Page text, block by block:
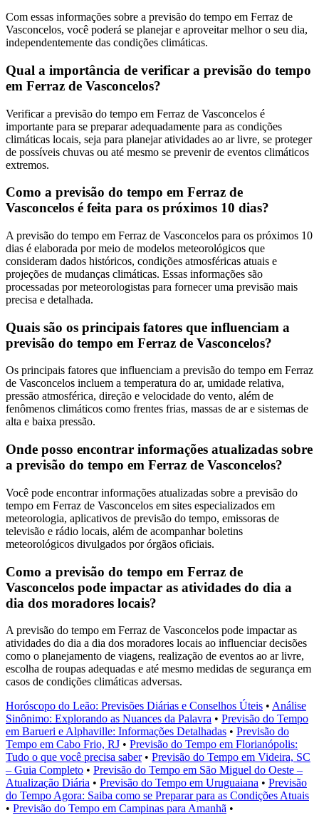
Com essas informações sobre a previsão do tempo em Ferraz de
Vasconcelos, você poderá se planejar e aproveitar melhor o seu dia,
independentemente das condições climáticas.
Qual a importância de verificar a previsão do tempo
em Ferraz de Vasconcelos?
Verificar a previsão do tempo em Ferraz de Vasconcelos é
importante para se preparar adequadamente para as condições
climáticas locais, seja para planejar atividades ao ar livre, se proteger
de possíveis chuvas ou até mesmo se prevenir de eventos climáticos
extremos.
Como a previsão do tempo em Ferraz de
Vasconcelos é feita para os próximos 10 dias?
A previsão do tempo em Ferraz de Vasconcelos para os próximos 10
dias é elaborada por meio de modelos meteorológicos que
consideram dados históricos, condições atmosféricas atuais e
projeções de mudanças climáticas. Essas informações são
processadas por meteorologistas para fornecer uma previsão mais
precisa e detalhada.
Quais são os principais fatores que influenciam a
previsão do tempo em Ferraz de Vasconcelos?
Os principais fatores que influenciam a previsão do tempo em Ferraz
de Vasconcelos incluem a temperatura do ar, umidade relativa,
pressão atmosférica, direção e velocidade do vento, além de
fenômenos climáticos como frentes frias, massas de ar e sistemas de
alta e baixa pressão.
Onde posso encontrar informações atualizadas sobre
a previsão do tempo em Ferraz de Vasconcelos?
Você pode encontrar informações atualizadas sobre a previsão do
tempo em Ferraz de Vasconcelos em sites especializados em
meteorologia, aplicativos de previsão do tempo, emissoras de
televisão e rádio locais, além de acompanhar boletins
meteorológicos divulgados por órgãos oficiais.
Como a previsão do tempo em Ferraz de
Vasconcelos pode impactar as atividades do dia a
dia dos moradores locais?
A previsão do tempo em Ferraz de Vasconcelos pode impactar as
atividades do dia a dia dos moradores locais ao influenciar decisões
como o planejamento de viagens, realização de eventos ao ar livre,
escolha de roupas adequadas e até mesmo medidas de segurança em
casos de condições climáticas adversas.
Horóscopo do Leão: Previsões Diárias e Conselhos Úteis • Análise
Sinônimo: Explorando as Nuances da Palavra • Previsão do Tempo
em Barueri e Alphaville: Informações Detalhadas • Previsão do
Tempo em Cabo Frio, RJ • Previsão do Tempo em Florianópolis:
Tudo o que você precisa saber• Previsão do Tempo em Videira, SC
– Guia Completo • Previsão do Tempo em São Miguel do Oeste –
Atualização Diária • Previsão do Tempo em Uruguaiana • Previsão
do Tempo Agora: Saiba como se Preparar para as Condições Atuais
• Previsão do Tempo em Campinas para Amanhã •